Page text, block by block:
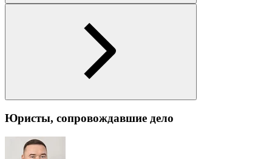
Юристы, сопровождавшие дело